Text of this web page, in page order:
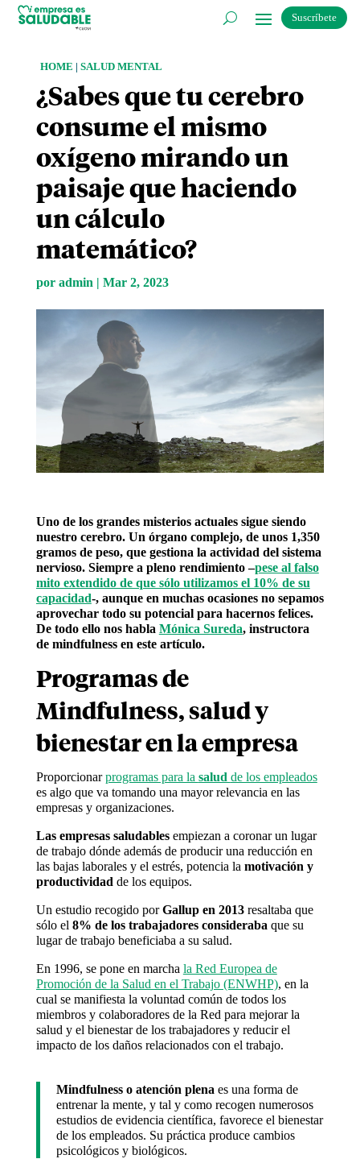
Suscríbete
HOME SALUD MENTAL
¿Sabes que tu cerebro
consume el mismo
oxígeno mirando un
paisaje que haciendo
un cálculo
matemático?
por admin | Mar 2, 2023
Uno de los grandes misterios actuales sigue siendo
nuestro cerebro. Un órgano complejo, de unos 1,350
gramos de peso, que gestiona la actividad del sistema
nervioso. Siempre a pleno rendimiento –pese al falso
mito extendido de que sólo utilizamos el 10% de su
capacidad-, aunque en muchas ocasiones no sepamos
aprovechar todo su potencial para hacernos felices.
De todo ello nos habla Mónica Sureda, instructora
de mindfulness en este artículo.
Programas de
Mindfulness, salud y
bienestar en la empresa
Proporcionarprogramas para la salud de los empleados
es algo que va tomando una mayor relevancia en las
empresas y organizaciones.
Las empresas saludablesempiezan a coronar un lugar
de trabajo dónde además de producir una reducción en
las bajas laborales y el estrés, potencia la motivación y
productividadde los equipos.
Un estudio recogido porGallup en 2013 resaltaba que
sólo el 8% de los trabajadores considerabaque su
lugar de trabajo beneficiaba a su salud.
En 1996, se pone en marcha la Red Europea de
Promoción de la Salud en el Trabajo (ENWHP), en la
cual se manifiesta la voluntad común de todos los
miembros y colaboradores de la Red para mejorar la
salud y el bienestar de los trabajadores y reducir el
impacto de los daños relacionados con el trabajo.
Mindfulness o atención plenaes una forma de
entrenar la mente, y tal y como recogen numerosos
estudios de evidencia científica, favorece el bienestar
de los empleados. Su práctica produce cambios
psicológicos y biológicos.